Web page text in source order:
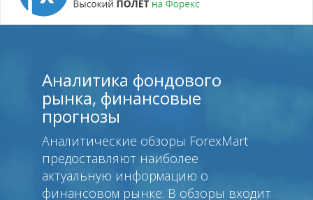
Аналитика фондового
рынка, финансовые
прогнозы
Аналитические обзоры ForexMart
предоставляют наиболее
актуальную информацию о
финансовом рынке. В обзоры входит